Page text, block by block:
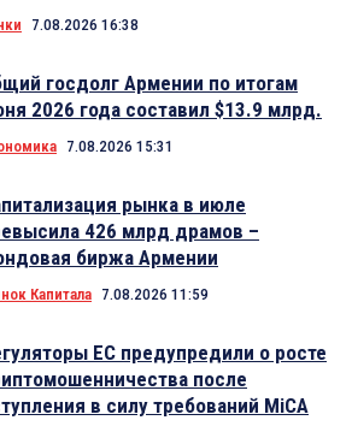
7.08.2026 16:38
госдолг Армении по итогам
2026 года составил $13.9 млрд.
7.08.2026 15:31
рынка в июле
426 млрд драмов –
биржа Армении
Капитала 7.08.2026 11:59
ЕС предупредили о росте
после
в силу требований MiCA